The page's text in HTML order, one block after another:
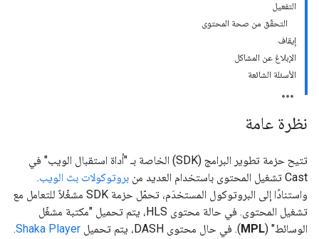
التفعيل
التحقّق من صحة المحتوى
إيقاف
الإبلاغ عن المشاكل
الأسئلة الشائعة
نظرة عامة
تتيح حزمة تطوير البرامج (SDK) الخاصة بـ "أداة استقبال الويب" في
Cast تشغيل المحتوى باستخدام العديد من
بروتوكولات بث الويب.
واستنادًا إلى البروتوكول المستخدَم، تحمّل حزمة SDK مشغّلاً للتعامل مع
تشغيل المحتوى. في حالة محتوى HLS، يتم تحميل "مكتبة مشغّل
الوسائط" (MPL). في حال محتوى DASH، يتم تحميل Shaka Player
.